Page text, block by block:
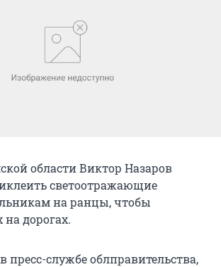
области Виктор Назаров
светоотражающие
на ранцы, чтобы
на дорогах.
пресс-службе облправительства,